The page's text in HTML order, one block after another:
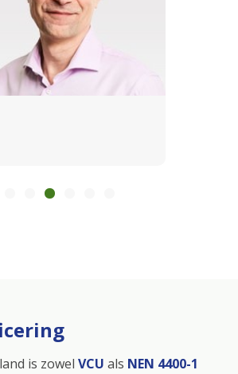
is zowel VCU als NEN 4400-1